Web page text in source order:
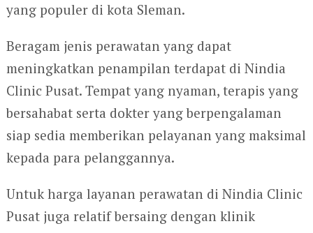
yang populer di kota Sleman.
Beragam jenis perawatan yang dapat
meningkatkan penampilan terdapat di Nindia
Clinic Pusat. Tempat yang nyaman, terapis yang
bersahabat serta dokter yang berpengalaman
siap sedia memberikan pelayanan yang maksimal
kepada para pelanggannya.
Untuk harga layanan perawatan di Nindia Clinic
Pusat juga relatif bersaing dengan klinik